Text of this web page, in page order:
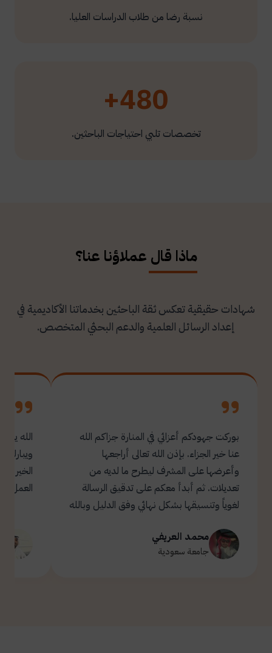
نسبة رضا من طلاب الدراسات العليا.
480+
تخصصات تلبي احتياجات الباحثين.
ماذا قال عملاؤنا عنا؟
شهادات حقيقية تعكس ثقة الباحثين بخدماتنا الأكاديمية في
إعداد الرسائل العلمية والدعم البحثي المتخصص.
بوركت جهودكم أعزائي في المنارة جزاكم الله
عنا خير الجزاء. بإذن الله تعالى أراجعها
وأعرضها على المشرف ليطرح ما لديه من
تعديلات. ثم أبدأ معكم على تدقيق الرسالة
لغوياً وتنسيقها بشكل نهائي وفق الدليل وبالله
محمد العريفي
جامعة سعودية
الله
العمل.